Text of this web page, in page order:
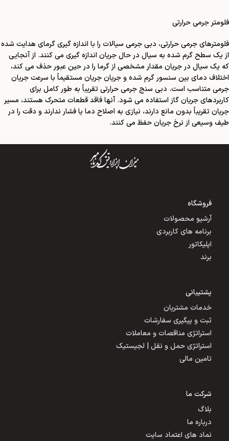
فلومتر جرمی حرارتی
فلومترهای جرمی حرارتی، دبی جرمی سیالات را با اندازه گیری گرمای هدایت شده
از یک سطح گرم شده به سیال در حال جریان اندازه گیری می کنند. از آنجایی
که یک سیال در جریان مقدار مشخصی از گرما را در حین عبور حذف می کند،
اختلاف دمای بین سنسور گرم شده و جریان جریان مستقیماً با سرعت جریان
جرمی متناسب است. دبی سنج جرمی حرارتی تقریباً به طور کامل برای
کاربردهای جریان گاز استفاده می شود. آنها فاقد قطعات متحرک هستند، مسیر
جریان تقریباً بدون مانع دارند، نیازی به اصلاح دما یا فشار ندارند و دقت را در
طیف وسیعی از نرخ جریان حفظ می کنند.
فروشگاه
آرشیو محصولات
برنامه های کاربردی
اپلیکاتور
برند
پشتیبانی
خدمات مشتریان
ثبت و پیگیری سفارشات
استراتژی مناقصات و معاملات
استراتژی حمل و نقل | لجیستیک
تامین مالی
شرکت ما
بلاگ
درباره ما
نماد های اعتماد سایت